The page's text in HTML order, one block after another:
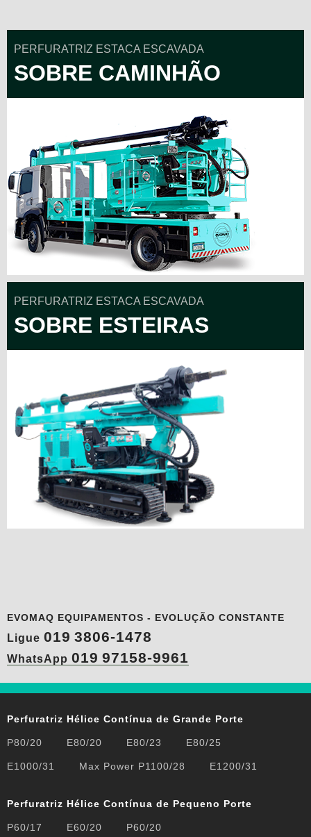
PERFURATRIZ ESTACA ESCAVADA
SOBRE CAMINHÃO
PERFURATRIZ ESTACA ESCAVADA
SOBRE ESTEIRAS
EVOMAQ EQUIPAMENTOS - EVOLUÇÃO CONSTANTE
Ligue 019 3806-1478
WhatsApp 019 97158-9961
Perfuratriz Hélice Contínua de Grande Porte
P80/20 E80/20 E80/23 E80/25
E1000/31 Max Power P1100/28 E1200/31
Perfuratriz Hélice Contínua de Pequeno Porte
P60/17 E60/20 P60/20